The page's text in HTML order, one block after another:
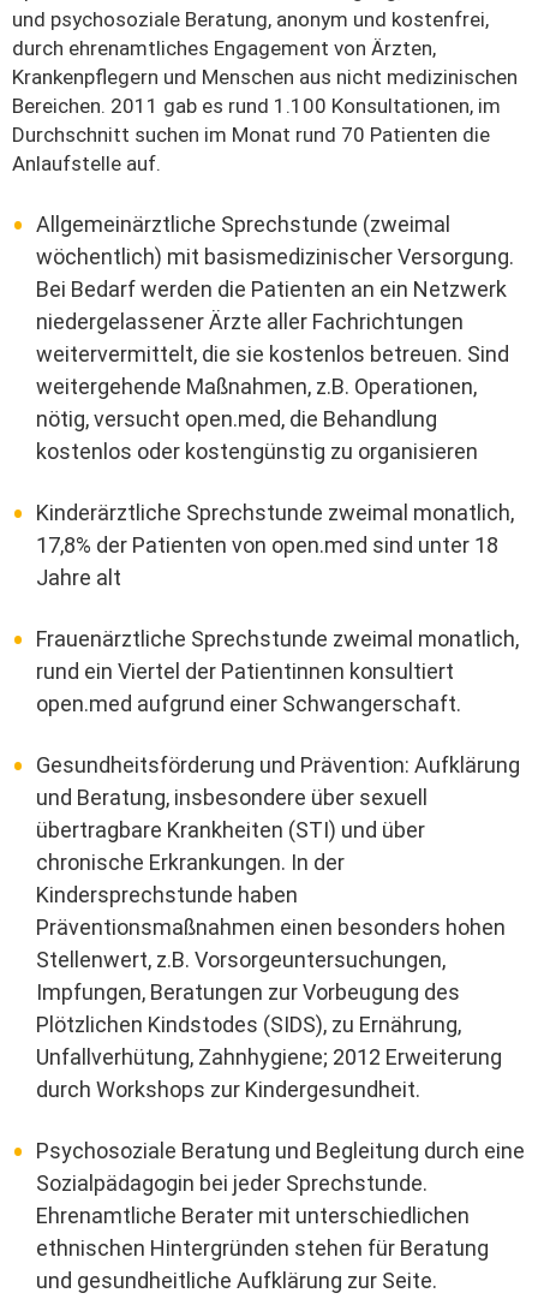
und psychosoziale Beratung, anonym und kostenfrei,
durch ehrenamtliches Engagement von Ärzten,
Krankenpflegern und Menschen aus nicht medizinischen
Bereichen. 2011 gab es rund 1.100 Konsultationen, im
Durchschnitt suchen im Monat rund 70 Patienten die
Anlaufstelle auf.
Allgemeinärztliche Sprechstunde (zweimal
wöchentlich) mit basismedizinischer Versorgung.
Bei Bedarf werden die Patienten an ein Netzwerk
niedergelassener Ärzte aller Fachrichtungen
weitervermittelt, die sie kostenlos betreuen. Sind
weitergehende Maßnahmen, z.B. Operationen,
nötig, versucht open.med, die Behandlung
kostenlos oder kostengünstig zu organisieren
Kinderärztliche Sprechstunde zweimal monatlich,
17,8% der Patienten von open.med sind unter 18
Jahre alt
Frauenärztliche Sprechstunde zweimal monatlich,
rund ein Viertel der Patientinnen konsultiert
open.med aufgrund einer Schwangerschaft.
Gesundheitsförderung und Prävention: Aufklärung
und Beratung, insbesondere über sexuell
übertragbare Krankheiten (STI) und über
chronische Erkrankungen. In der
Kindersprechstunde haben
Präventionsmaßnahmen einen besonders hohen
Stellenwert, z.B. Vorsorgeuntersuchungen,
Impfungen, Beratungen zur Vorbeugung des
Plötzlichen Kindstodes (SIDS), zu Ernährung,
Unfallverhütung, Zahnhygiene; 2012 Erweiterung
durch Workshops zur Kindergesundheit.
Psychosoziale Beratung und Begleitung durch eine
Sozialpädagogin bei jeder Sprechstunde.
Ehrenamtliche Berater mit unterschiedlichen
ethnischen Hintergründen stehen für Beratung
und gesundheitliche Aufklärung zur Seite.